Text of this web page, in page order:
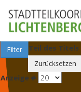
Teil des
Filter
Zurücksetzen
Anzeige #